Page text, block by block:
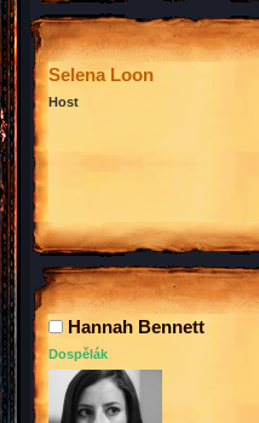
Selena Loon
Host
Hannah Bennett
Dospělák